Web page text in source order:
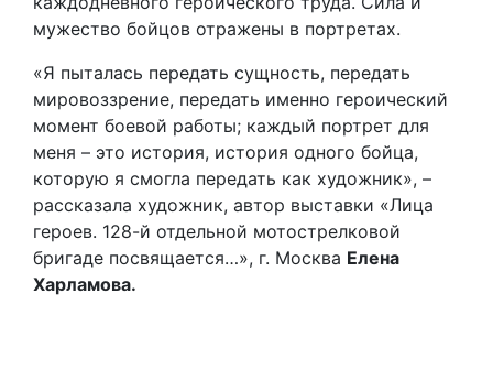
мужество бойцов отражены в портретах.
«Я пыталась передать сущность, передать
мировоззрение, передать именно героический
момент боевой работы; каждый портрет для
меня – это история, история одного бойца,
которую я смогла передать как художник», –
рассказала художник, автор выставки «Лица
героев. 128-й отдельной мотострелковой
бригаде посвящается…», г. Москва Елена
Харламова.